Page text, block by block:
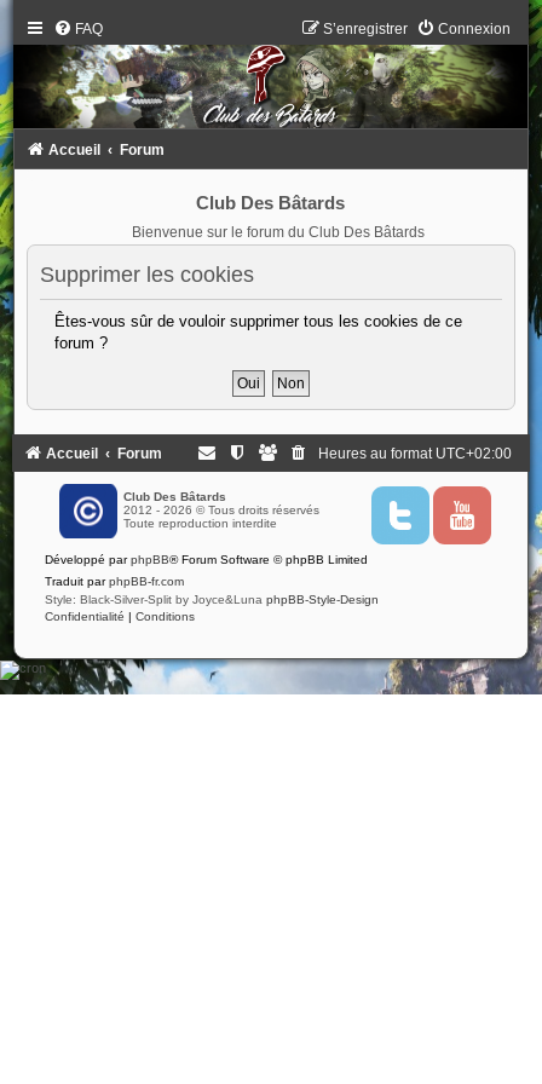
FAQ Connexion
S’enregistrer
Accueil Forum
Club Des Bâtards
Bienvenue sur le forum du Club Des Bâtards
Supprimer les cookies
Êtes-vous sûr de vouloir supprimer tous les cookies de ce
forum ?
Accueil Forum Heures au format UTC+02:00
Club Des Bâtards
2012 - 2026 © Tous droits réservés
Toute reproduction interdite
T
i
Y
u
Développé parphpBB® Forum Software © phpBB Limited
Traduit parphpBB-fr.com
Style: Black-Silver-Split by Joyce&Luna phpBB-Style-Design
Confidentialité | Conditions